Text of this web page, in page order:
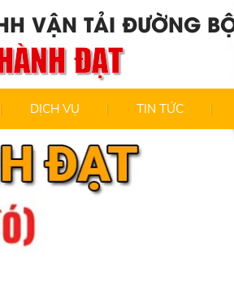
VẬN TẢI ĐƯỜNG
ĐẠT
DỊCH VỤ TIN TỨC